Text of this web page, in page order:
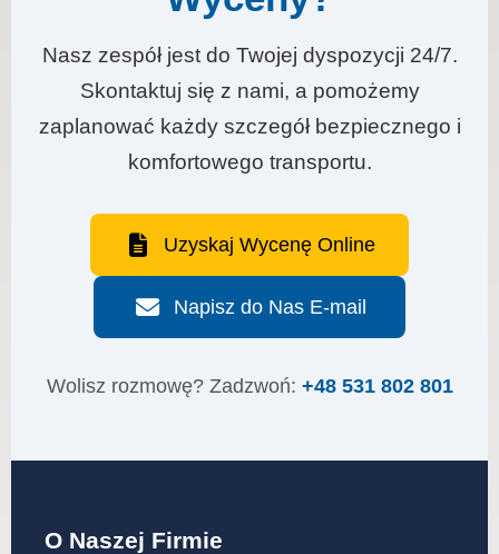
Nasz zespół jest do Twojej dyspozycji 24/7.
Skontaktuj się z nami, a pomożemy
zaplanować każdy szczegół bezpiecznego i
komfortowego transportu.
Uzyskaj Wycenę Online
Napisz do Nas E-mail
Wolisz rozmowę? Zadzwoń: +48 531 802 801
O Naszej Firmie